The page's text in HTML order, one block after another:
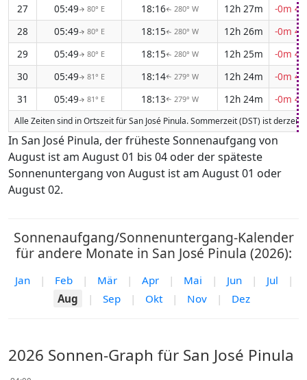
27
05:49↑ 80° E 18:16↑ 280° W 12h 27m
-0m
28
05:49↑ 80° E 18:15↑ 280° W 12h 26m
-0m
29
05:49↑ 80° E 18:15↑ 280° W 12h 25m
-0m
30
05:49↑ 81° E 18:14↑ 279° W 12h 24m
-0m
31
05:49↑ 81° E 18:13↑ 279° W 12h 24m -0m
Alle Zeiten sind in Ortszeit für San José Pinula. Sommerzeit (DST) ist
In San José Pinula, der früheste Sonnenaufgang von
August ist am August 01 bis 04 oder der späteste
Sonnenuntergang von August ist am August 01 oder
August 02.
Sonnenaufgang/Sonnenuntergang-Kalender
für andere Monate in San José Pinula (2026):
Jan | Feb | Mär | Apr | Mai | Jun | Jul
|
Aug
| Sep | Okt | Nov | Dez
2026 Sonnen-Graph für San José Pinula